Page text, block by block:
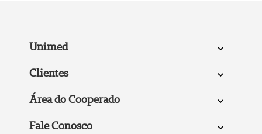
Unimed
Clientes
Área do Cooperado
Fale Conosco